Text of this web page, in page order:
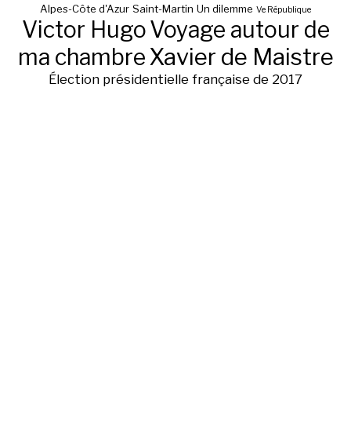
Alpes-Côte d'Azur Saint-Martin Un dilemme Ve République
Victor HugoVoyage autour de
ma chambre Xavier de Maistre
Élection présidentielle française de 2017